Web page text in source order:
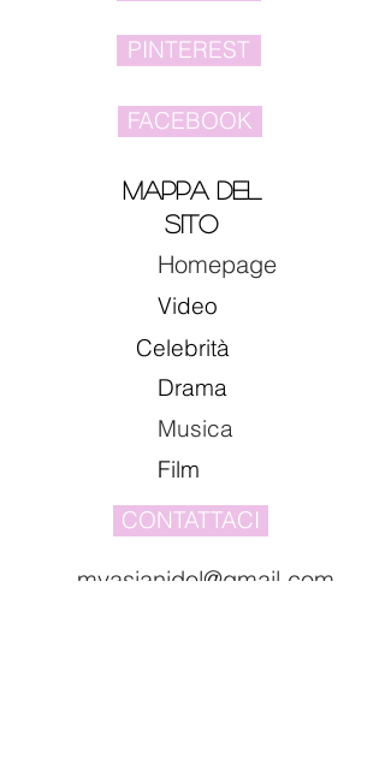
PINTEREST
FACEBOOK
Mappa del
sito
Homepage
Video
Celebrità
Drama
Musica
Film
CONTATTACI
myasianidol@gmail.com